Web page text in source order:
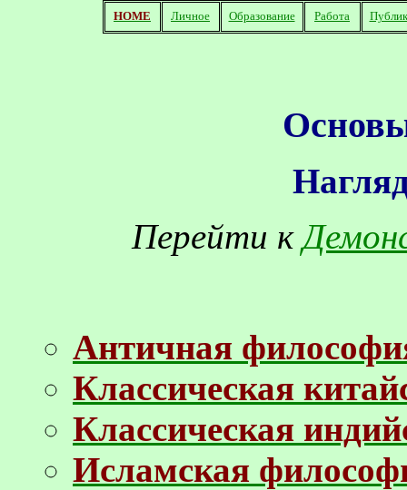
HOME Личное Образование Работа
Перейти к
Античная
Классическая
Классическая
Исламская